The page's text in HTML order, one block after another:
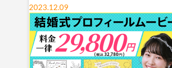
2023.12.09